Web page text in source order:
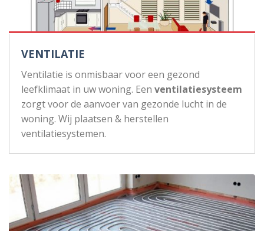
VENTILATIE
Ventilatie is onmisbaar voor een gezond
leefklimaat in uw woning. Een ventilatiesysteem
zorgt voor de aanvoer van gezonde lucht in de
woning. Wij plaatsen & herstellen
ventilatiesystemen.